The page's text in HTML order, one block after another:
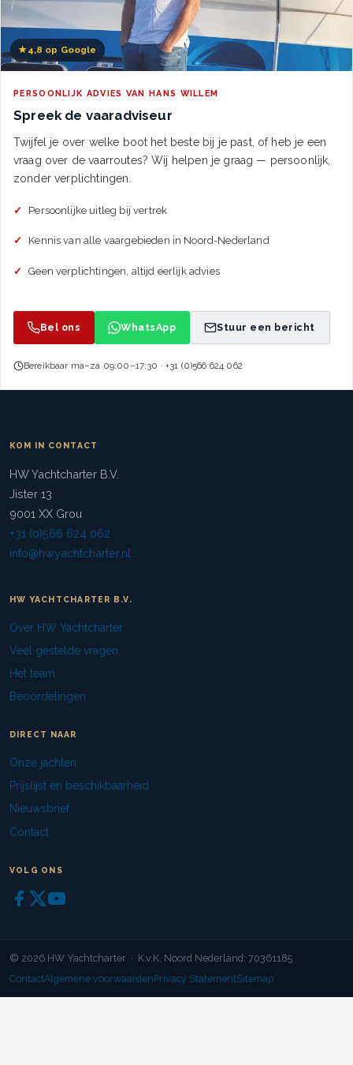
★4,8 op Google
PERSOONLIJK ADVIES VAN HANS WILLEM
Spreek de vaaradviseur
Twijfel je over welke boot het beste bij je past, of heb je een
vraag over de vaarroutes? Wij helpen je graag — persoonlijk,
zonder verplichtingen.
Persoonlijke uitleg bij vertrek
Kennis van alle vaargebieden in Noord-Nederland
Geen verplichtingen, altijd eerlijk advies
Bel ons WhatsApp Stuur een bericht
Bereikbaar ma–za 09:00–17:30 · +31 (0)566 624 062
KOM IN CONTACT
HW Yachtcharter B.V.
Jister 13
9001 XX Grou
+31 (0)566 624 062
info@hwyachtcharter.nl
HW YACHTCHARTER B.V.
Over HW Yachtcharter
Veel gestelde vragen
Het team
Beoordelingen
DIRECT NAAR
Onze jachten
Prijslijst en beschikbaarheid
Nieuwsbrief
Contact
VOLG ONS
© 2026 HW Yachtcharter · K.v.K. Noord Nederland: 70361185
ContactAlgemene voorwaardenPrivacy StatementSitemap